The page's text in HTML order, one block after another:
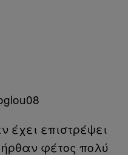
έχει επιστρέψει
φέτος πολύ